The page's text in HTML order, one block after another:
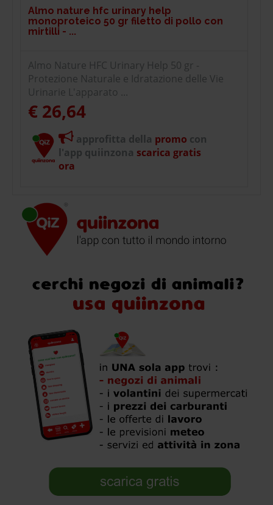
Almo nature hfc urinary help
monoproteico 50 gr filetto di pollo con
mirtilli - ...
Almo Nature HFC Urinary Help 50 gr -
Protezione Naturale e Idratazione delle Vie
Urinarie L'apparato ...
€ 26,64
approfitta della promo con
l'app quiinzona scarica gratis
ora